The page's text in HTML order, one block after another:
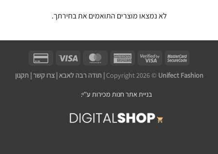
לא נמצאו מוצרים התואמים את בחירתך.
Copyright 2026 © Unifect Fashion | תודה רבה לאבא | צרו קשר|תקנון
בניית אתר חנות מכירות ע''י: